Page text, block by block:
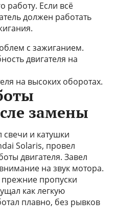
работу. Если всё
должен работать
с зажиганием.
двигателя на
на высоких оборотах.
замены
свечи и катушки
Solaris, провел
двигателя. Завел
на звук мотора.
пропуски
как легкую
плавно, без рывков